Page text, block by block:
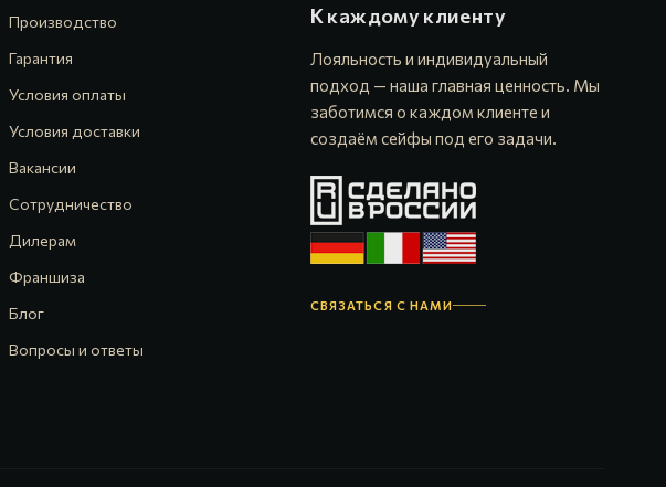
Производство
Гарантия
Условия оплаты
Условия доставки
Вакансии
Сотрудничество
Дилерам
Франшиза
Блог
Вопросы и ответы
К каждому клиенту
Лояльность и индивидуальный
подход — наша главная ценность. Мы
заботимся о каждом клиенте и
создаём сейфы под его задачи.
СВЯЗАТЬСЯ С НАМИ